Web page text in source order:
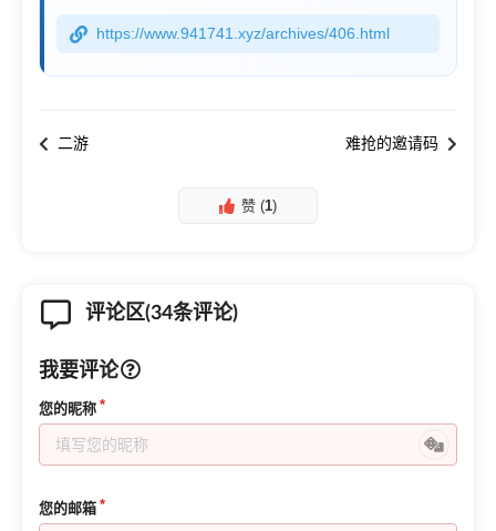
https://www.941741.xyz/archives/406.html
二游 难抢的邀请码
赞 (1)
评论区(34条评论)
我要评论
您的昵称
您的邮箱